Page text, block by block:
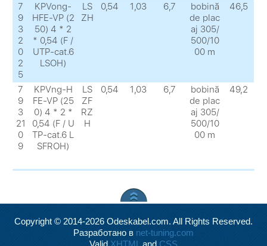
7
9
3
2
0
2
5
KPVong-
HFE-VP (2
50) 4 * 2
* 0,54 (F /
UTP-cat.6
LSOH)
LS
ZH
0,54 1,03 6,7
bobină
de plac
aj 305/
500/10
00 m
46,5
7
9
3
21
0
9
KPVng-H
FE-VP (25
0) 4 * 2 *
0,54 (F / U
TP-cat.6 L
SFROH)
LS
ZF
RZ
H
0,54 1,03 6,7
bobină
de plac
aj 305/
500/10
00 m
49,2
Copyright © 2014-2026 Odeskabel.com. All Rights Reserved.
Разработано в net-tuning.com